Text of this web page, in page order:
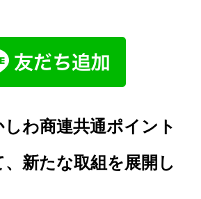
わ商連共通ポイント
新たな取組を展開し